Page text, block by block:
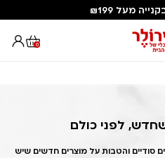
מעל ₪199
0 Out of Stock Alert 2025/
לפני כולם
סודיים והטבות על מוצרים חדשים שיש